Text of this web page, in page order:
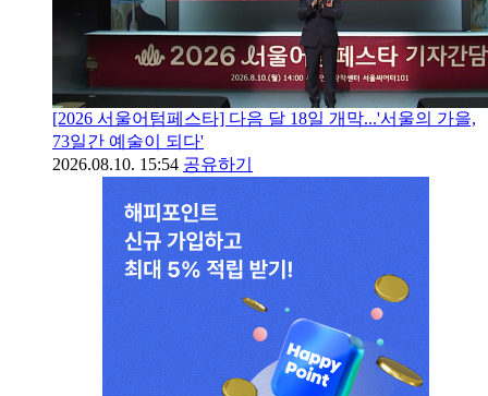
[2026 서울어텀페스타] 다음 달 18일 개막...'서울의 가을,
73일간 예술이 되다'
2026.08.10. 15:54 공유하기